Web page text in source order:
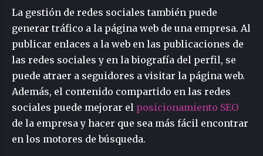
La gestión de redes sociales también puede
generar tráfico a la página web de una empresa. Al
publicar enlaces a la web en las publicaciones de
las redes sociales y en la biografía del perfil, se
puede atraer a seguidores a visitar la página web.
Además, el contenido compartido en las redes
sociales puede mejorar el posicionamiento SEO
de la empresa y hacer que sea más fácil encontrar
en los motores de búsqueda.